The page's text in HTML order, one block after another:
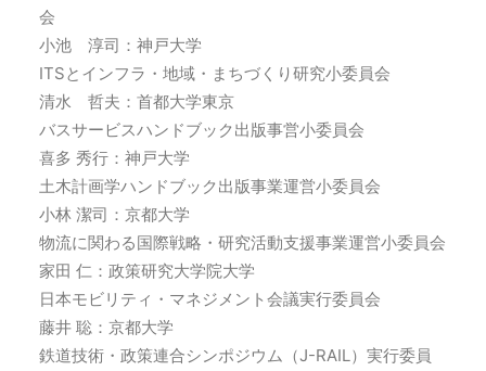
会
小池 淳司：神戸大学
ITSとインフラ・地域・まちづくり研究小委員会
清水 哲夫：首都大学東京
バスサービスハンドブック出版事営小委員会
喜多 秀行：神戸大学
土木計画学ハンドブック出版事業運営小委員会
小林 潔司：京都大学
物流に関わる国際戦略・研究活動支援事業運営小委員会
家田 仁：政策研究大学院大学
日本モビリティ・マネジメント会議実行委員会
藤井 聡：京都大学
鉄道技術・政策連合シンポジウム（J-RAIL）実行委員